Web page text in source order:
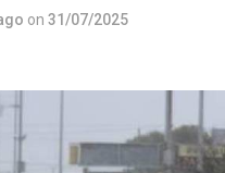
on 31/07/2025